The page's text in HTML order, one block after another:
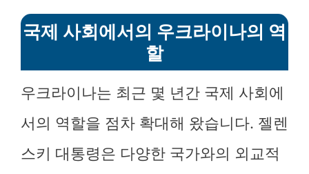
국제 사회에서의 우크라이나의 역
할
우크라이나는 최근 몇 년간 국제 사회에
서의 역할을 점차 확대해 왔습니다. 젤렌
스키 대통령은 다양한 국가와의 외교적